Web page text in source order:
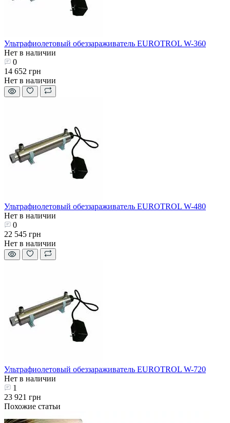
Ультрафиолетовый обеззараживатель EUROTROL W-360
Нет в наличии
0
14 652 грн
Нет в наличии
Ультрафиолетовый обеззараживатель EUROTROL W-480
Нет в наличии
0
22 545 грн
Нет в наличии
Ультрафиолетовый обеззараживатель EUROTROL W-720
Нет в наличии
1
23 921 грн
Похожие статьи